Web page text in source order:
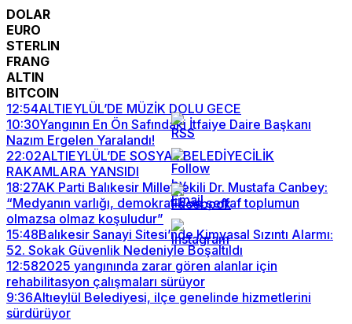
DOLAR
EURO
STERLIN
FRANG
ALTIN
BITCOIN
12:54ALTIEYLÜL’DE MÜZİK DOLU GECE
10:30Yangının En Ön Safındaki İtfaiye Daire Başkanı
Nazım Ergelen Yaralandı!
22:02ALTIEYLÜL’DE SOSYAL BELEDİYECİLİK
RAKAMLARA YANSIDI
18:27AK Parti Balıkesir Milletvekili Dr. Mustafa Canbey:
“Medyanın varlığı, demokratik ve şeffaf toplumun
olmazsa olmaz koşuludur”
15:48Balıkesir Sanayi Sitesi’nde Kimyasal Sızıntı Alarmı:
52. Sokak Güvenlik Nedeniyle Boşaltıldı
12:582025 yangınında zarar gören alanlar için
rehabilitasyon çalışmaları sürüyor
9:36Altıeylül Belediyesi, ilçe genelinde hizmetlerini
sürdürüyor